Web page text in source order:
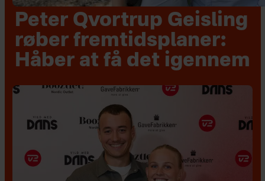
Peter Qvortrup Geisling
røber fremtidsplaner:
Håber at få det igennem